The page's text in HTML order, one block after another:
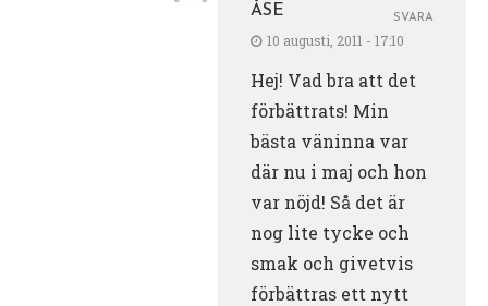
ÅSE
10 augusti, 2011 - 17:10
Hej! Vad bra att det
förbättrats! Min
bästa väninna var
där nu i maj och hon
var nöjd! Så det är
nog lite tycke och
smak och givetvis
förbättras ett nytt
SVARA